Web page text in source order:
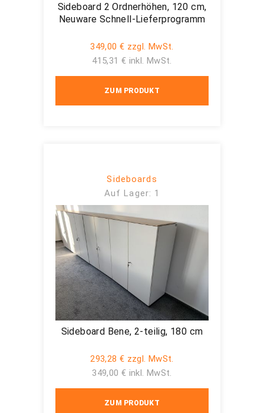
Sideboard 2 Ordnerhöhen, 120 cm,
Neuware Schnell-Lieferprogramm
349,00 € zzgl. MwSt.
415,31 € inkl. MwSt.
ZUM PRODUKT
Sideboards
Auf Lager: 1
Sideboard Bene, 2-teilig, 180 cm
293,28 € zzgl. MwSt.
349,00 € inkl. MwSt.
ZUM PRODUKT